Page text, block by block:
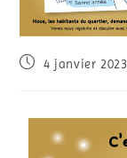
4 janvier 2023